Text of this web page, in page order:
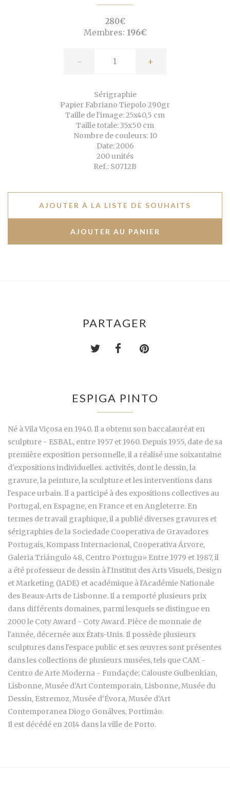
280€
Membres: 196€
- +
Sérigraphie
Papier Fabriano Tiepolo 290gr
Taille de l'image: 25x40,5 cm
Taille totale: 35x50 cm
Nombre de couleurs: 10
Date: 2006
200 unités
Ref.: S0712B
AJOUTER À LA LISTE DE SOUHAITS
PARTAGER
ESPIGA PINTO
Né à Vila Viçosa en 1940. Il a obtenu son baccalauréat en
sculpture - ESBAL, entre 1957 et 1960. Depuis 1955, date de sa
première exposition personnelle, il a réalisé une soixantaine
d'expositions individuelles. activités, dont le dessin, la
gravure, la peinture, la sculpture et les interventions dans
l'espace urbain. Il a participé à des expositions collectives au
Portugal, en Espagne, en France et en Angleterre. En
termes de travail graphique, il a publié diverses gravures et
sérigraphies de la Sociedade Cooperativa de Gravadores
Portugais, Kompass Internacional, Cooperativa Árvore,
Galeria Triángulo 48, Centro Portugu» Entre 1979 et 1987, il
a été professeur de dessin à l'Institut des Arts Visuels, Design
et Marketing (IADE) et académique à l'Académie Nationale
des Beaux-Arts de Lisbonne. Il a remporté plusieurs prix
dans différents domaines, parmi lesquels se distingue en
2000 le Coty Award - Coty Award. Pièce de monnaie de
l'année, décernée aux États-Unis. Il possède plusieurs
sculptures dans l'espace public et ses œuvres sont présentes
dans les collections de plusieurs musées, tels que CAM -
Centro de Arte Moderna - Fundaçde; Calouste Gulbenkian,
Lisbonne, Musée d'Art Contemporain, Lisbonne, Musée du
Dessin, Estremoz, Musée d'Évora, Musée d'Art
Contemporanea Diogo Gonálves, Portimão.
Il est décédé en 2014 dans la ville de Porto.